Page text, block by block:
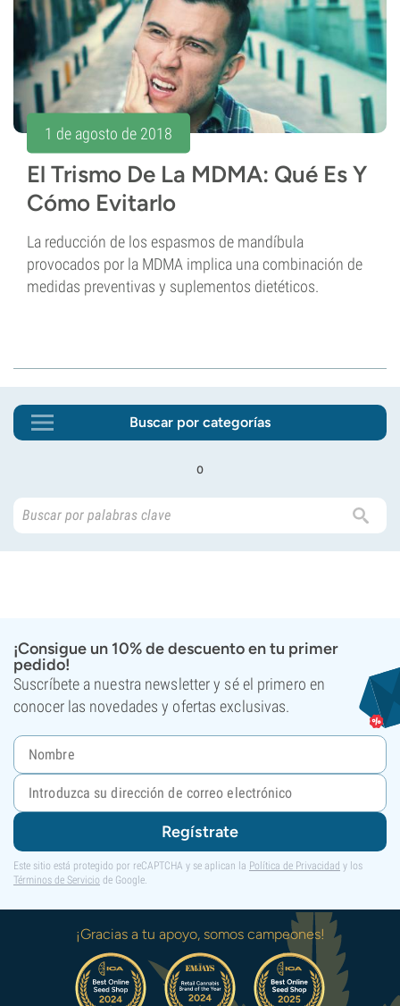
1 de agosto de 2018
El Trismo De La MDMA: Qué Es Y
Cómo Evitarlo
La reducción de los espasmos de mandíbula
provocados por la MDMA implica una combinación de
medidas preventivas y suplementos dietéticos.
Buscar por categorías
o
¡Consigue un 10% de descuento en tu primer
pedido!
Suscríbete a nuestra newsletter y sé el primero en
conocer las novedades y ofertas exclusivas.
Regístrate
Este sitio está protegido por reCAPTCHA y se aplican la Política de Privacidad y los
Términos de Servicio de Google.
¡Gracias a tu apoyo, somos campeones!